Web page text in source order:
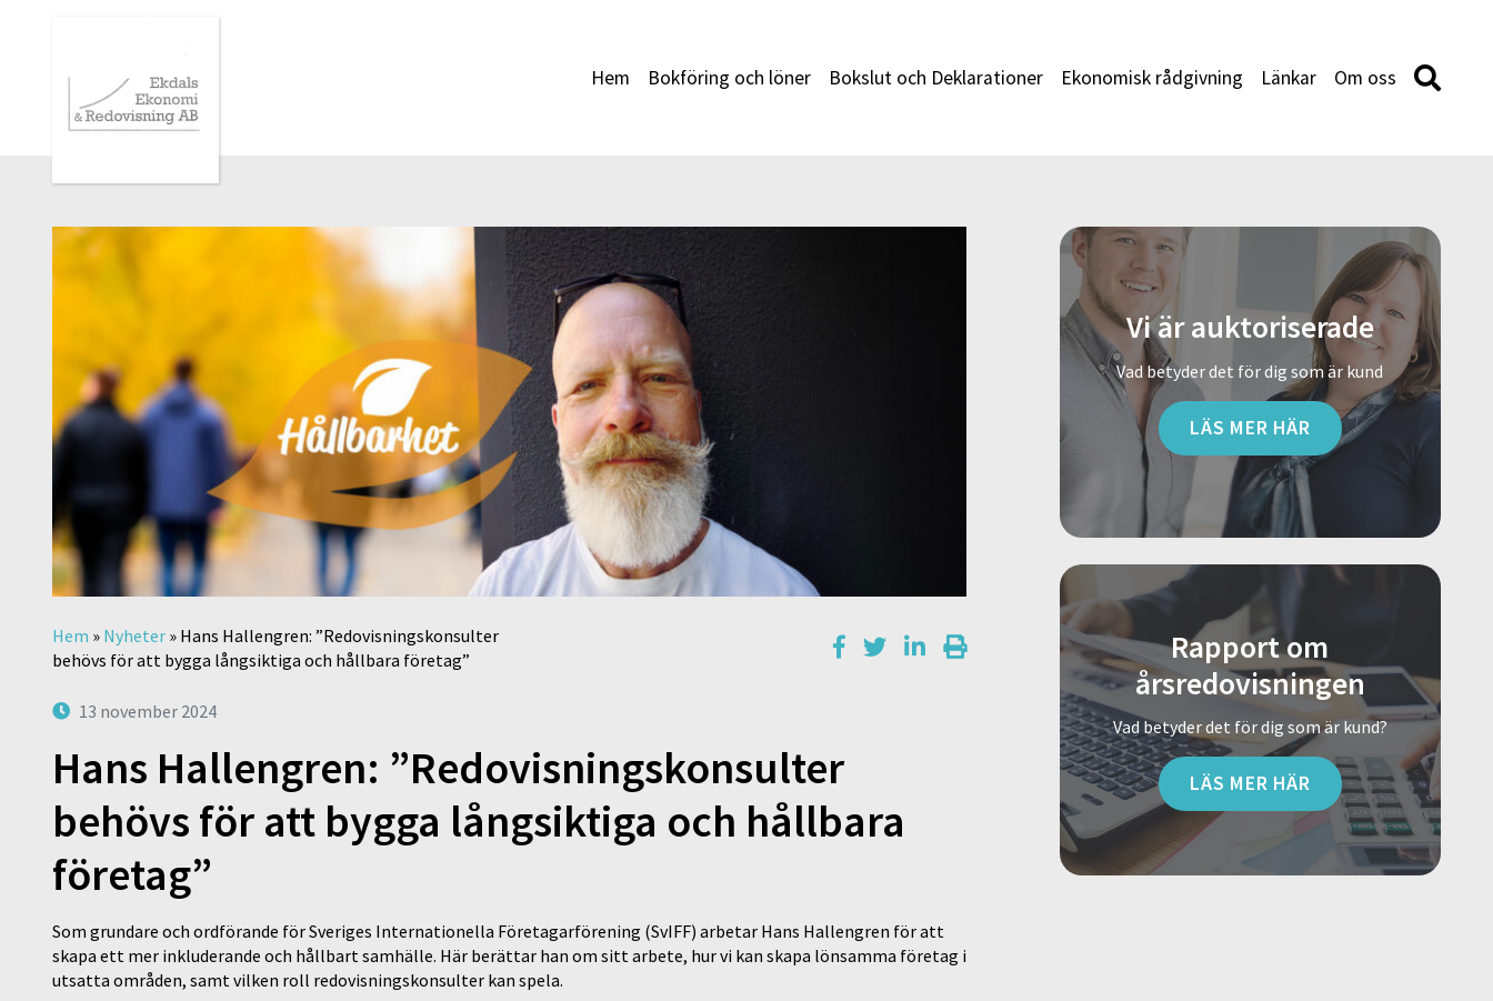
Hem Bokföring och löner Bokslut och Deklarationer Ekonomisk rådgivning Länkar Om oss
Hem » Nyheter » Hans Hallengren: ”Redovisningskonsulter
behövs för att bygga långsiktiga och hållbara företag”
13 november 2024
Hans Hallengren: ”Redovisningskonsulter
behövs för att bygga långsiktiga och hållbara
företag”
Som grundare och ordförande för Sveriges Internationella Företagarförening (SvIFF) arbetar Hans Hallengren för att
skapa ett mer inkluderande och hållbart samhälle. Här berättar han om sitt arbete, hur vi kan skapa lönsamma företag i
utsatta områden, samt vilken roll redovisningskonsulter kan spela.
Vi är auktoriserade
Vad betyder det för dig som är kund
LÄS MER HÄR
Rapport om
årsredovisningen
Vad betyder det för dig som är kund?
LÄS MER HÄR